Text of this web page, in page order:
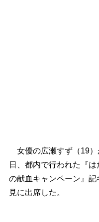
女優の広瀬すず（19）
日、都内で行われた『は
の献血キャンペーン』記
見に出席した。